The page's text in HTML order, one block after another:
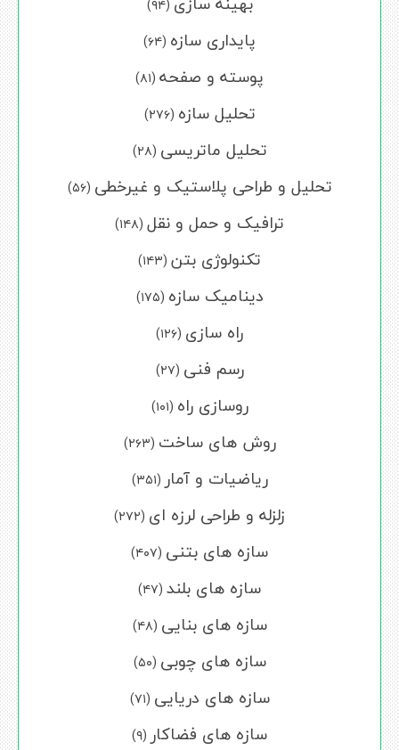
(۹۴)
پایداری سازه (۶۴)
پوسته و صفحه (۸۱)
تحلیل سازه (۲۷۶)
تحلیل ماتریسی (۲۸)
تحلیل و طراحی پلاستیک و غیرخطی (۵۶)
ترافیک و حمل و نقل (۱۴۸)
تکنولوژی بتن (۱۴۳)
دینامیک سازه (۱۷۵)
راه سازی (۱۲۶)
رسم فنی (۲۷)
روسازی راه (۱۰۱)
روش های ساخت (۲۶۳)
ریاضیات و آمار(۳۵۱)
زلزله و طراحی لرزه ای (۲۷۲)
سازه های بتنی (۴۰۷)
سازه های بلند (۴۷)
سازه های بنایی (۴۸)
سازه های چوبی (۵۰)
سازه های دریایی (۷۱)
سازه های فضاکار (۹)